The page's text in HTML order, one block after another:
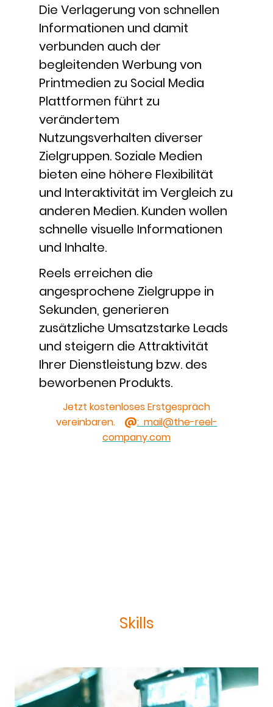
Die Verlagerung von schnellen
Informationen und damit
verbunden auch der
begleitenden Werbung von
Printmedien zu Social Media
Plattformen führt zu
verändertem
Nutzungsverhalten diverser
Zielgruppen. Soziale Medien
bieten eine höhere Flexibilität
und Interaktivität im Vergleich zu
anderen Medien. Kunden wollen
schnelle visuelle Informationen
und Inhalte.
Reels erreichen die
angesprochene Zielgruppe in
Sekunden, generieren
zusätzliche Umsatzstarke Leads
und steigern die Attraktivität
Ihrer Dienstleistung bzw. des
beworbenen Produkts.
Jetzt kostenloses Erstgespräch
vereinbaren.
@: mail@the-reel-
company.com
Skills